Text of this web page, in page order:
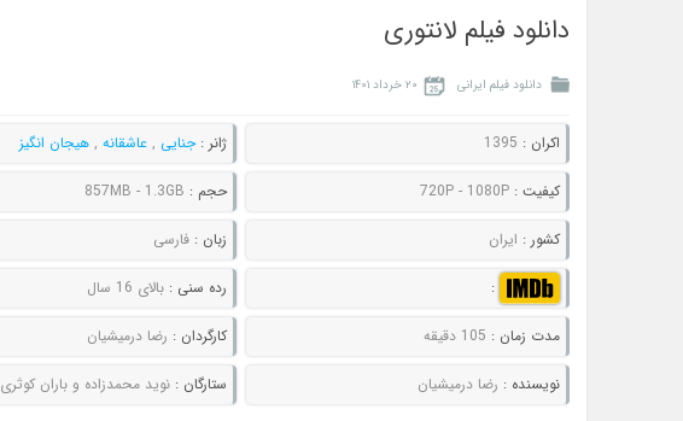
دانلود فیلم لانتوری
دانلود فیلم ایرانی ۲۰ خرداد ۱۴۰۱
اکران : 1395 ژانر :جنایی ,عاشقانه ,هیجان انگیز
کیفیت :720P - 1080P حجم : 857MB - 1.3GB
کشور : ایران زبان :فارسی
: رده سنی :بالای 16 سال
مدت زمان : 105 دقیقه کارگردان : رضا درمیشیان
نویسنده : رضا درمیشیان ستارگان :نوید محمدزاده و باران کوثری